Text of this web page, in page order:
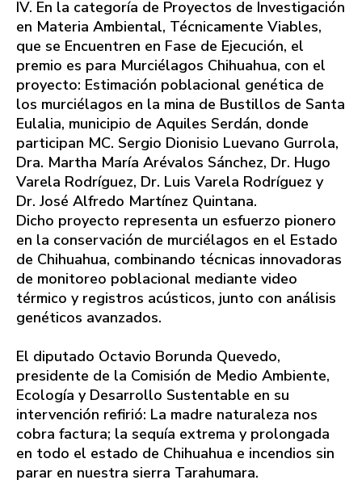
IV. En la categoría de Proyectos de Investigación
en Materia Ambiental, Técnicamente Viables,
que se Encuentren en Fase de Ejecución, el
premio es para Murciélagos Chihuahua, con el
proyecto: Estimación poblacional genética de
los murciélagos en la mina de Bustillos de Santa
Eulalia, municipio de Aquiles Serdán, donde
participan MC. Sergio Dionisio Luevano Gurrola,
Dra. Martha María Arévalos Sánchez, Dr. Hugo
Varela Rodríguez, Dr. Luis Varela Rodríguez y
Dr. José Alfredo Martínez Quintana.
Dicho proyecto representa un esfuerzo pionero
en la conservación de murciélagos en el Estado
de Chihuahua, combinando técnicas innovadoras
de monitoreo poblacional mediante video
térmico y registros acústicos, junto con análisis
genéticos avanzados.
El diputado Octavio Borunda Quevedo,
presidente de la Comisión de Medio Ambiente,
Ecología y Desarrollo Sustentable en su
intervención refirió: La madre naturaleza nos
cobra factura; la sequía extrema y prolongada
en todo el estado de Chihuahua e incendios sin
parar en nuestra sierra Tarahumara.